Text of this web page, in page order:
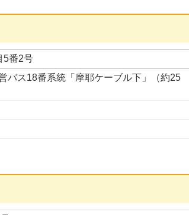
5番2号
バス18番系統「摩耶ケーブル下」（約25